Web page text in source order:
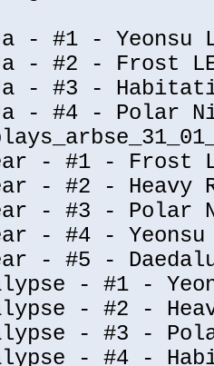
- #1 - Yeonsu
- #2 - Frost
- #3 -
- #4 - Polar
- #1 - Frost
- #2 - Heavy
- #3 - Polar
- #4 - Yeonsu
- #5 -
- #1 -
- #2 -
- #3 -
- #4 -